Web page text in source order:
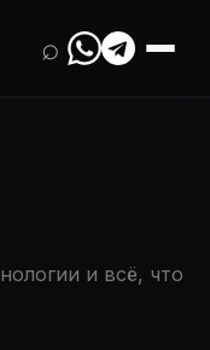
⌕
и всё, что